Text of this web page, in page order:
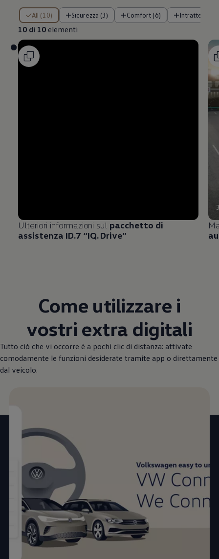
All (10) Sicurezza (3) Comfort (6)
10 di 10 elementi
10 di 10 elementi
Ulteriori informazioni sul pacchetto di
assistenza ID.7 “IQ. Drive”
Come utilizzare i
vostri extra digitali
Tutto ciò che vi occorre è a pochi clic di distanza: attivate
comodamente le funzioni desiderate tramite app o direttamente
dal veicolo.